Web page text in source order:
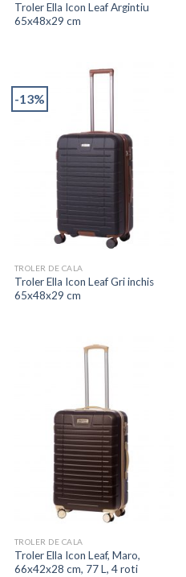
Troler Ella Icon Leaf Argintiu
65x48x29 cm
-13%
TROLER DE CALA
Troler Ella Icon Leaf Gri inchis
65x48x29 cm
TROLER DE CALA
Troler Ella Icon Leaf, Maro,
66x42x28 cm, 77 L, 4 roti